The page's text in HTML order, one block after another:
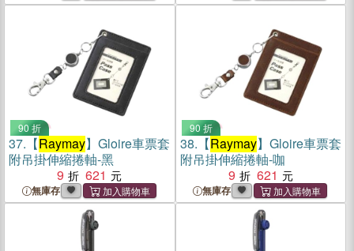
90 折
37. 【Raymay】Gloire車票套
附吊掛伸縮捲軸-黑
9
621
無庫存
90 折
38. 【Raymay】Gloire車票套
附吊掛伸縮捲軸-咖
9
621
無庫存